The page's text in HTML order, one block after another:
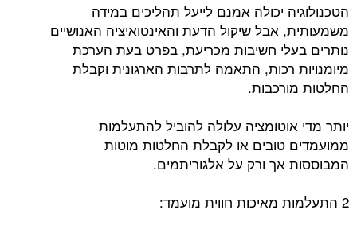
הטכנולוגיה יכולה אמנם לייעל תהליכים במידה
משמעותית, אבל שיקול הדעת והאינטואיציה האנושיים
נותרים בעלי חשיבות מכריעת, בפרט בעת הערכת
מיומנויות רכות, התאמה לתרבות הארגונית וקבלת
החלטות מורכבות.
יותר מדי אוטומציה עלולה להוביל להתעלמות
ממועמדים טובים או לקבלת החלטות מוטות
המבוססות אך ורק על אלגוריתמים.
2 התעלמות מאיכות חווית מועמד: